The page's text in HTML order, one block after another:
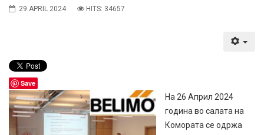
29 APRIL 2024 HITS: 34657
Save
На 26 Април 2024
година во салата на
Комората се одржа